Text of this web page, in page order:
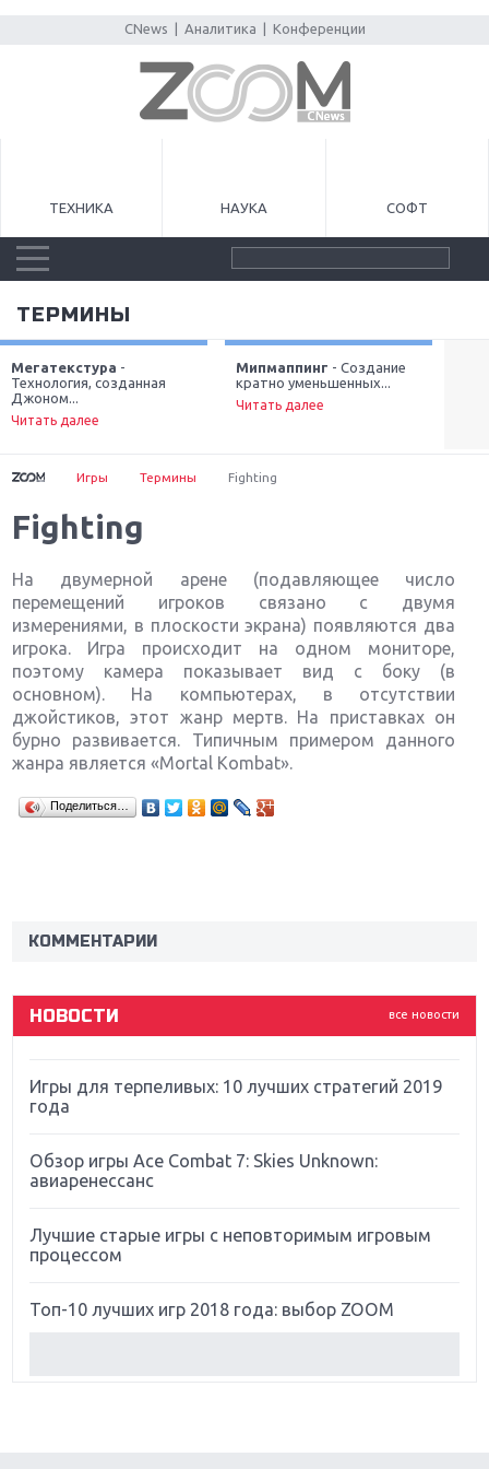
CNews Аналитика Конференции
ТЕХНИКА НАУКА СОФТ
ТЕРМИНЫ
Мегатекстура -
Технология, созданная
Джоном...
Читать далее
Мипмаппинг - Создание
кратно уменьшенных...
Читать далее
Next
Игры Термины Fighting
Fighting
На двумерной арене (подавляющее число
перемещений игроков связано с двумя
измерениями, в плоскости экрана) появляются два
игрока. Игра происходит на одном мониторе,
поэтому камера показывает вид с боку (в
основном). На компьютерах, в отсутствии
джойстиков, этот жанр мертв. На приставках он
бурно развивается. Типичным примером данного
жанра является «Mortal Kombat».
Поделиться…
КОММЕНТАРИИ
все новости
НОВОСТИ
Far Cry 5: хвалить нельзя ругать
Игры для терпеливых: 10 лучших стратегий 2019
года
Обзор игры Ace Combat 7: Skies Unknown:
авиаренессанс
Лучшие старые игры с неповторимым игровым
процессом
Топ-10 лучших игр 2018 года: выбор ZOOM